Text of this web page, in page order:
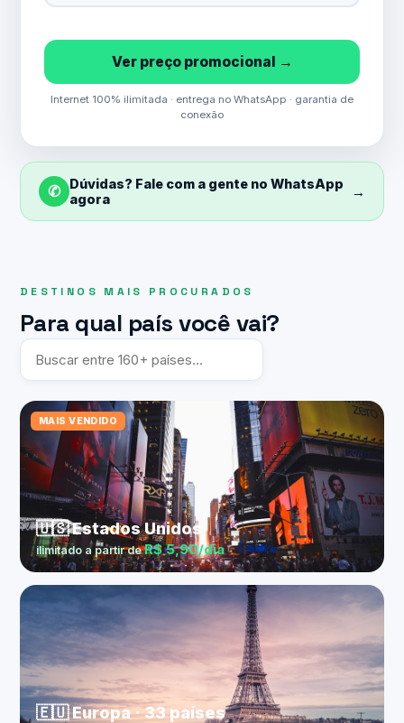
Ver preço promocional →
Internet 100% ilimitada · entrega no WhatsApp · garantia de
conexão
✆
Dúvidas? Fale com a gente no WhatsApp
agora
→
DESTINOS MAIS PROCURADOS
Para qual país você vai?
MAIS VENDIDO
🇺🇸 Estados Unidos
ilimitado a partir deR$ 5,90/dia
🇪🇺 Europa · 33 países